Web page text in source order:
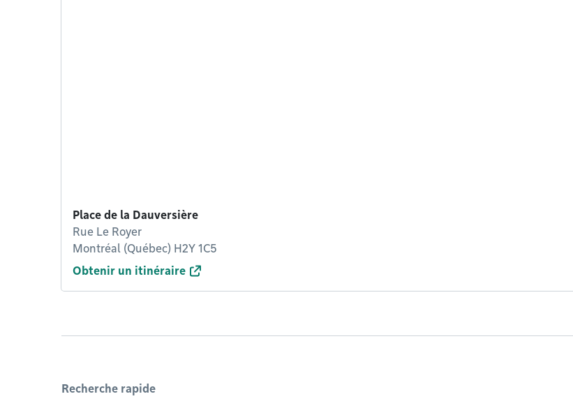
Place de la Dauversière
Rue Le Royer
Montréal (Québec) H2Y 1C5
Obtenir un itinéraire
Recherche rapide